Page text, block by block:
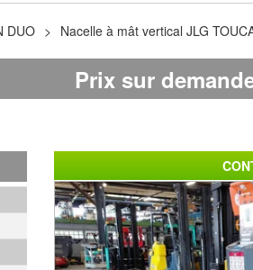
DUO Nacelle à mât vertical JLG
Prix sur